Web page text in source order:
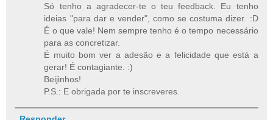
Só tenho a agradecer-te o teu feedback. Eu tenho
ideias "para dar e vender", como se costuma dizer. :D
É o que vale! Nem sempre tenho é o tempo necessário
para as concretizar.
É muito bom ver a adesão e a felicidade que está a
gerar! É contagiante. :)
Beijinhos!
P.S.: E obrigada por te inscreveres.